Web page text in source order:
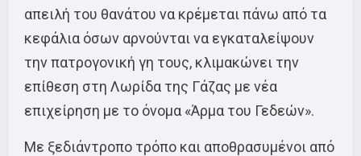
απειλή του θανάτου να κρέμεται πάνω από τα
κεφάλια όσων αρνούνται να εγκαταλείψουν
την πατρογονική γη τους, κλιμακώνει την
επίθεση στη Λωρίδα της Γάζας με νέα
επιχείρηση με το όνομα «Άρμα του Γεδεών».
Με ξεδιάντροπο τρόπο και αποθρασυμένοι από